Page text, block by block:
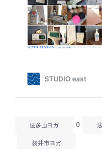
法多山ヨガ 0
袋井市ヨガ